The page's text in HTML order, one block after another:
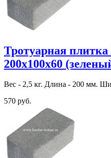
Тротуарная
200х100х60
Вес - 2,5 кг. Длина - 200 мм.
570 руб.